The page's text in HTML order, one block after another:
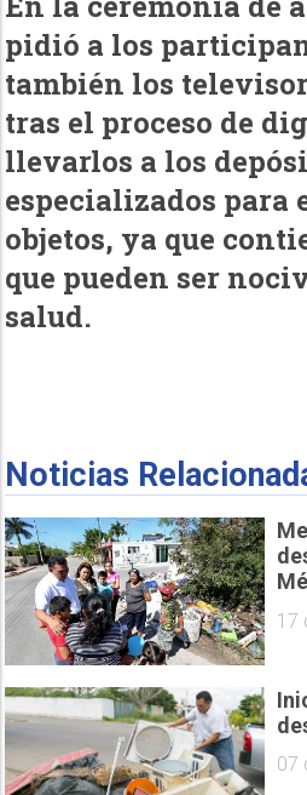
pidió a los
también los
tras el proceso de
llevarlos a los
especializados para
objetos, ya que
que pueden ser
salud.
Noticias
17
07